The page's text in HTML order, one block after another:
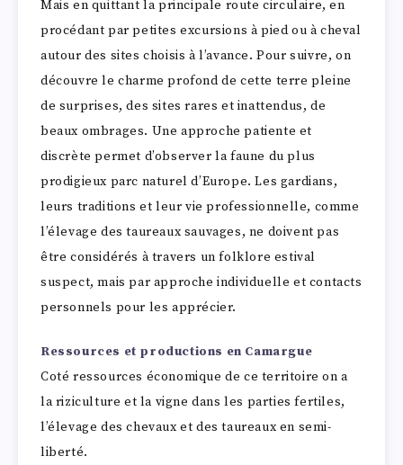
Mais en quittant la principale route circulaire, en
procédant par petites excursions à pied ou à cheval
autour des sites choisis à l’avance. Pour suivre, on
découvre le charme profond de cette terre pleine
de surprises, des sites rares et inattendus, de
beaux ombrages. Une approche patiente et
discrète permet d’observer la faune du plus
prodigieux parc naturel d’Europe. Les gardians,
leurs traditions et leur vie professionnelle, comme
l’élevage des taureaux sauvages, ne doivent pas
être considérés à travers un folklore estival
suspect, mais par approche individuelle et contacts
personnels pour les apprécier.
Ressources et productions en Camargue
Coté ressources économique de ce territoire on a
la riziculture et la vigne dans les parties fertiles,
l’élevage des chevaux et des taureaux en semi-
liberté.